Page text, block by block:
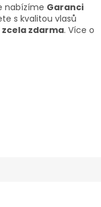
nabízíme Garanci
s kvalitou vlasů
zdarma. Více o